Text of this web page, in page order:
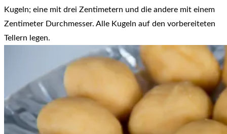
Kugeln; eine mit drei Zentimetern und die andere mit einem
Zentimeter Durchmesser. Alle Kugeln auf den vorbereiteten
Tellern legen.